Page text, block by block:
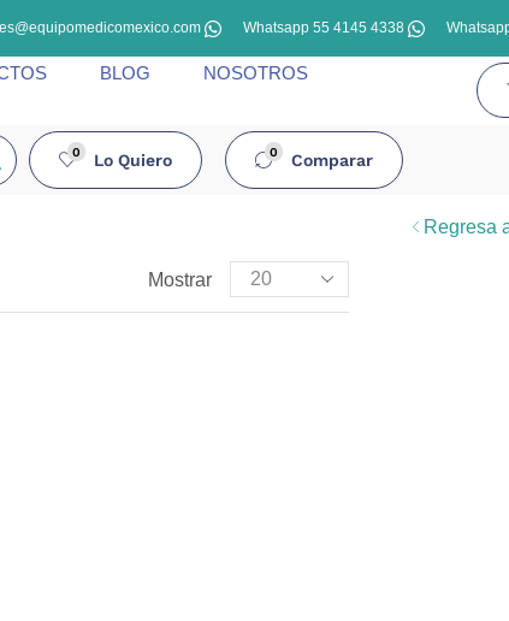
Whatsapp 55 4145 4338
BLOG
NOSOTROS
0 Lo Quiero 0 Comparar
Regresa
Mostrar